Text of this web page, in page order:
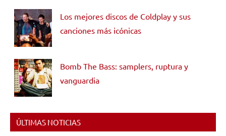
Los mejores discos de Coldplay y sus
canciones más icónicas
Bomb The Bass: samplers, ruptura y
vanguardia
ÚLTIMAS NOTICIAS